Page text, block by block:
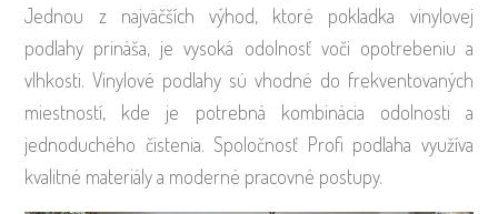
Jednou z najväčších výhod, ktoré pokladka vinylovej
podlahy prináša, je vysoká odolnosť voči opotrebeniu a
vlhkosti. Vinylové podlahy sú vhodné do frekventovaných
miestností, kde je potrebná kombinácia odolnosti a
jednoduchého čistenia. Spoločnosť Profi podlaha využíva
kvalitné materiály a moderné pracovné postupy.